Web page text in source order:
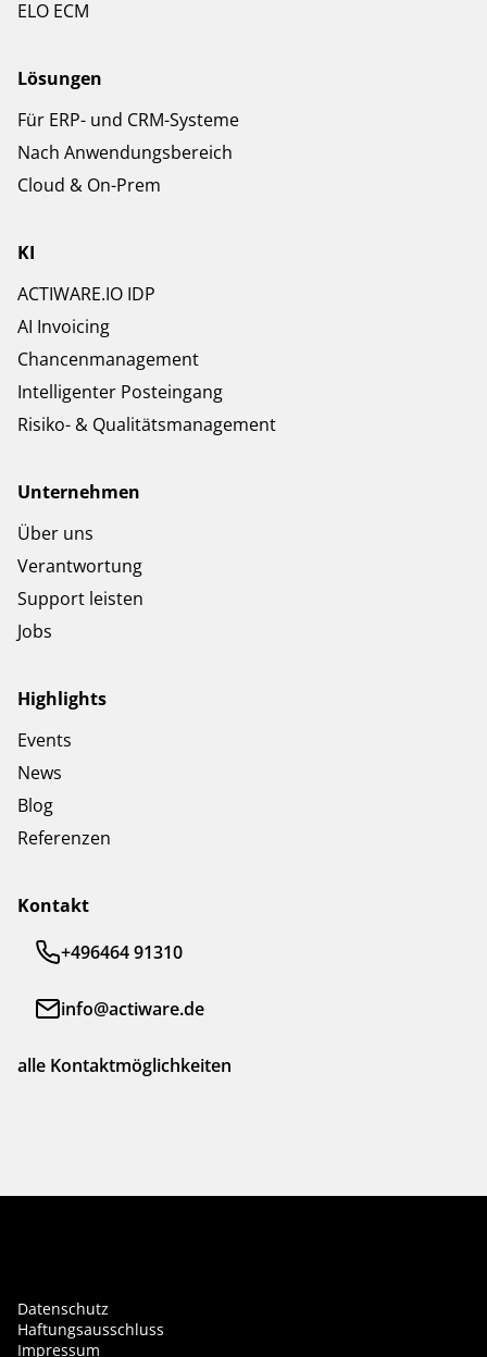
ELO ECM
Lösungen
Für ERP- und CRM-Systeme
Nach Anwendungsbereich
Cloud & On-Prem
KI
ACTIWARE.IO IDP
AI Invoicing
Chancenmanagement
Intelligenter Posteingang
Risiko- & Qualitätsmanagement
Unternehmen
Über uns
Verantwortung
Support leisten
Jobs
Highlights
Events
News
Blog
Referenzen
Kontakt
+496464 91310
info@actiware.de
alle Kontaktmöglichkeiten
Datenschutz
Haftungsausschluss
Impressum